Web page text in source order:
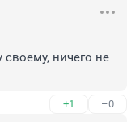
своему, ничего не
+1 –0